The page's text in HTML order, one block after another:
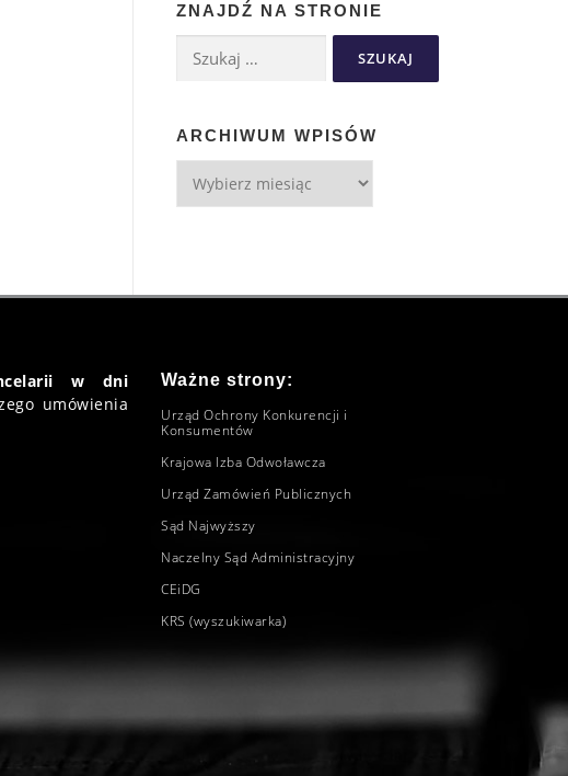
ZNAJDŹ NA STRONIE
ARCHIWUM WPISÓW
w dni
umówienia
Ważne strony:
Urząd Ochrony Konkurencji i
Konsumentów
Krajowa Izba Odwoławcza
Urząd Zamówień Publicznych
Sąd Najwyższy
Naczelny Sąd Administracyjny
CEiDG
KRS (wyszukiwarka)